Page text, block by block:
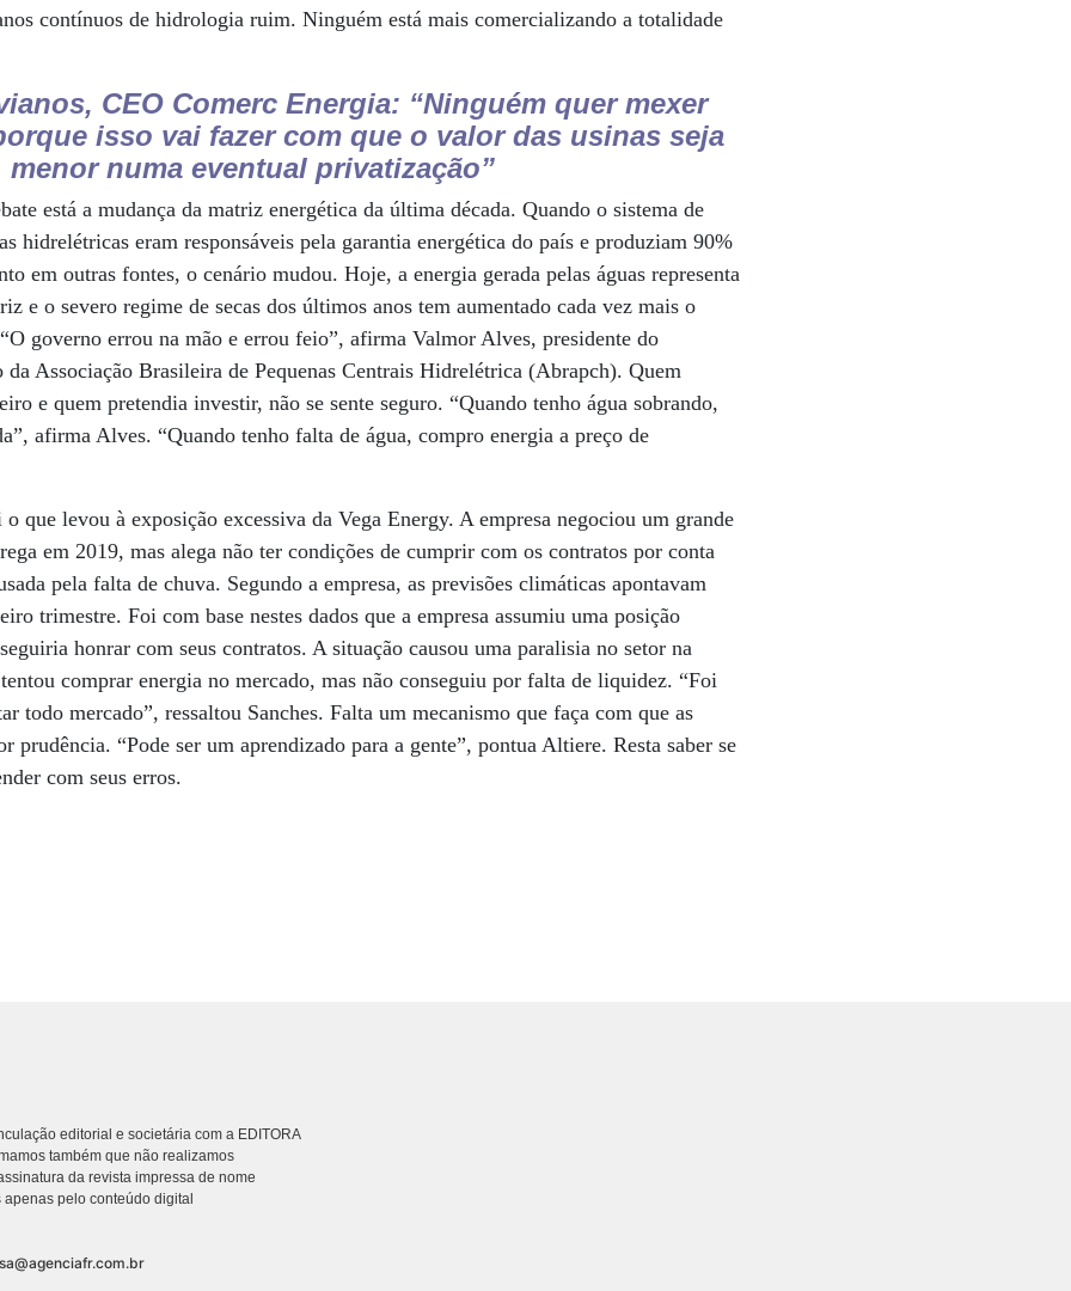
contínuos de hidrologia ruim. Ninguém está mais comercializando a totalidade
CEO Comerc Energia: “Ninguém quer mexer
isso vai fazer com que o valor das usinas seja
menor numa eventual privatização”
está a mudança da matriz energética da última década. Quando o sistema de
hidrelétricas eram responsáveis pela garantia energética do país e produziam 90%
em outras fontes, o cenário mudou. Hoje, a energia gerada pelas águas representa
e o severo regime de secas dos últimos anos tem aumentado cada vez mais o
governo errou na mão e errou feio”, afirma Valmor Alves, presidente do
Associação Brasileira de Pequenas Centrais Hidrelétrica (Abrapch). Quem
e quem pretendia investir, não se sente seguro. “Quando tenho água sobrando,
afirma Alves. “Quando tenho falta de água, compro energia a preço de
que levou à exposição excessiva da Vega Energy. A empresa negociou um grande
em 2019, mas alega não ter condições de cumprir com os contratos por conta
pela falta de chuva. Segundo a empresa, as previsões climáticas apontavam
trimestre. Foi com base nestes dados que a empresa assumiu uma posição
honrar com seus contratos. A situação causou uma paralisia no setor na
comprar energia no mercado, mas não conseguiu por falta de liquidez. “Foi
todo mercado”, ressaltou Sanches. Falta um mecanismo que faça com que as
prudência. “Pode ser um aprendizado para a gente”, pontua Altiere. Resta saber se
com seus erros.
editorial e societária com a EDITORA
também que não realizamos
da revista impressa de nome
pelo conteúdo digital